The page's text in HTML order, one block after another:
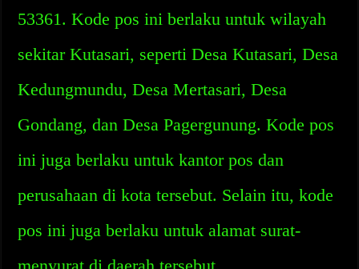
53361. Kode pos ini berlaku untuk wilayah
sekitar Kutasari, seperti Desa Kutasari, Desa
Kedungmundu, Desa Mertasari, Desa
Gondang, dan Desa Pagergunung. Kode pos
ini juga berlaku untuk kantor pos dan
perusahaan di kota tersebut. Selain itu, kode
pos ini juga berlaku untuk alamat surat-